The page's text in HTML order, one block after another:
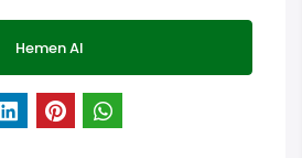
Hemen Al